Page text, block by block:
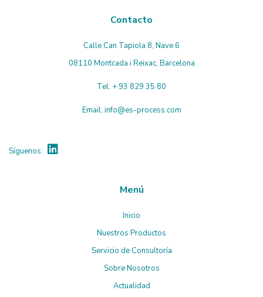
Contacto
Calle Can Tapiola 8, Nave 6
08110 Montcada i Reixac, Barcelona
Tel: + 93 829 35 80
Email: info@es-process.com
Síguenos:
Menú
Inicio
Nuestros Productos
Servicio de Consultoría
Sobre Nosotros
Actualidad